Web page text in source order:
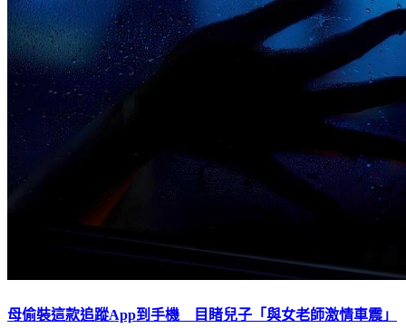
母偷裝這款追蹤App到手機 目睹兒子「與女老師激情車震」